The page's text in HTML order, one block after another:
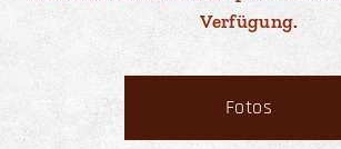
Verfügung.
Fotos